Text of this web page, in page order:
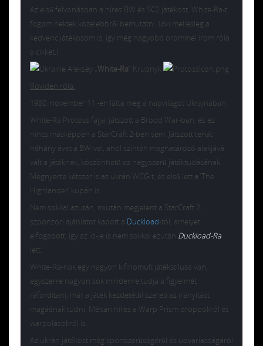
Az első felvonásban a híres BW és SC2 játékost, White-Ra-t
fogom nektek közelebbről bemutatni. (aki mellesleg a
kedvenc játékosom is, így még nagyobb örömmel írom róla
a cikket.)
Aleksey „White-Ra ” Krupnyk
Röviden róla:
1980. november 11.-én látta meg a napvilágot Ukrajnában.
White-Ra Protoss fajjal játszott a Brood War-ban, és ez
nincs másképpen a StarCraft 2-ben sem. Játszott tehát
néhány évet a BW-vel, ahol szintén meghatározó alakjává
vált a játéknak, köszönhető ez nagyszerű játéktudásának.
Megnyerte kétszer is az ukrán WCG-t, és első lett a ‘The
Highlander’ kupán is.
Nem sokkal azután, miután megjelent a StarCraft 2,
szponzori ajánlatot kapott a Duckload-tól, amelyet
elfogadott, így az id-je is nem sokkal ezután Duckload-Ra
lett.
White-Ra-nak egy nagyon kifinomult játékstílusa van,
egyszerre nagyon sok mindenre tudja a figyelmét
ráfordítani, már a játék kezdetétől szereti az irányítást
magáénak tudni. Méltán híres a Warp Prism droppokról és
warpolásokról is.
Az ukrán játékost még sportszerűségéről és udvariasságáról